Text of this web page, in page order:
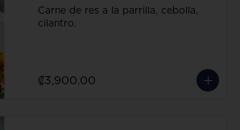
Carne de res a la parrilla, cebolla,
cilantro.
₡3,900.00